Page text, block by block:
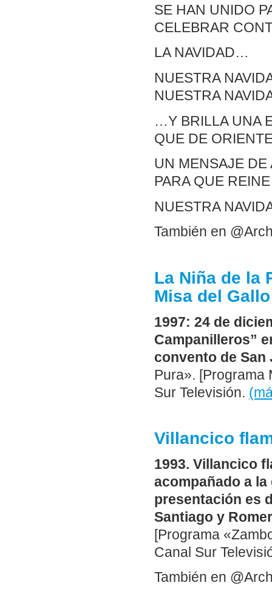
SE HAN UNIDO
CELEBRAR
LA NAVIDAD…
NUESTRA
NUESTRA
…Y BRILLA UNA
QUE DE
UN MENSAJE
PARA QUE
NUESTRA
También en
La Niña de la
Misa del Gallo
1997: 24 de
Campanilleros”
convento de San
Pura». [Programa
Sur Televisión.
Villancico
1993. Villancico
acompañado a
presentación es
Santiago y
[Programa
Canal Sur
También en